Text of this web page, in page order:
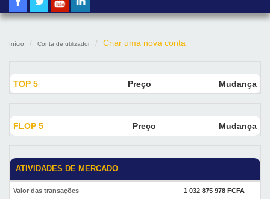
Início Conta de utilizador Criar uma nova conta
TOP 5 Preço Mudança
FLOP 5 Preço Mudança
ATIVIDADES DE MERCADO
Valor das transações 1 032 875 978 FCFA